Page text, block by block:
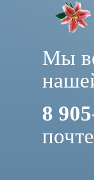
Мы
8